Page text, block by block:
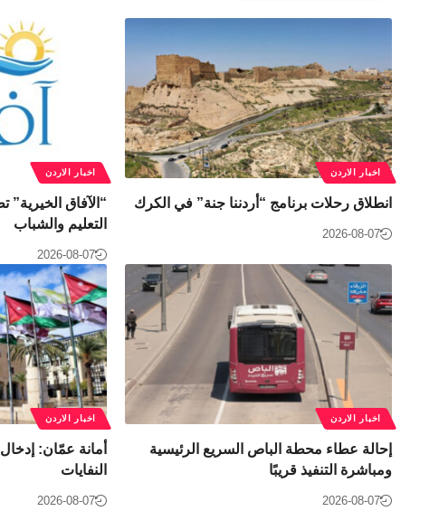
اخبار الاردن
انطلاق رحلات برنامج “أردننا جنة” في الكرك
2026-08-07
اخبار الاردن
“الآفاق
التعليم والشباب
2026-08-07
اخبار الاردن
إحالة عطاء محطة الباص السريع الرئيسية
ومباشرة التنفيذ قريبًا
2026-08-07
اخبار الاردن
النفايات
2026-08-07